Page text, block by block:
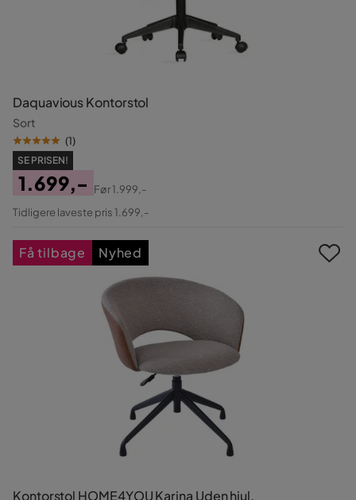
Daquavious Kontorstol
Sort
(1)
SE PRISEN!
Pris
1.699,-
Original
Før1.999,-
Tidligere laveste pris 1.699,-
Kontorstol HOME4YOU Karina Uden hjul,
Få tilbage Nyhed